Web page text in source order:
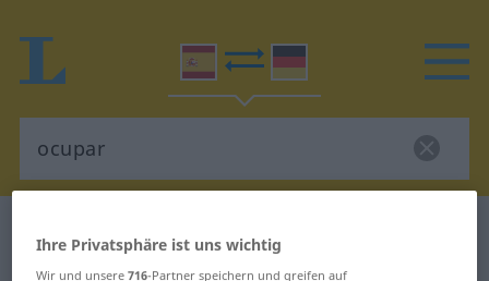
Spanisch-Deutsch Übersetzung für
Ihre Privatsphäre ist uns wichtig
Wir und unsere716-Partner speichern und greifen auf